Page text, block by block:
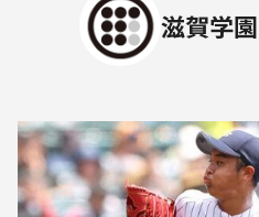
滋賀学園